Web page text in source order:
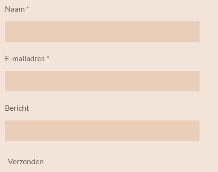
Naam *
E-mailadres *
Bericht
Verzenden